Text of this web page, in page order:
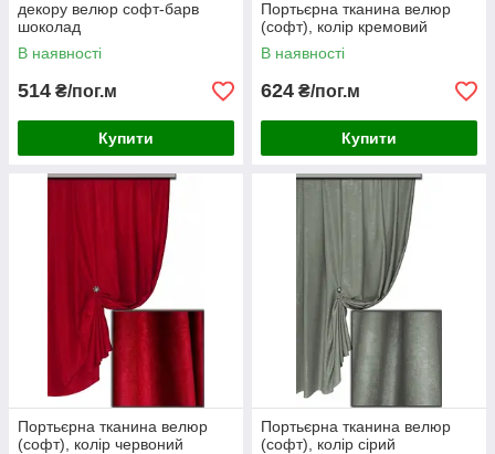
декору велюр софт-барв
шоколад
В наявності
514 ₴/пог.м
Купити
Портьєрна тканина велюр
(софт), колір кремовий
В наявності
624 ₴/пог.м
Купити
Портьєрна тканина велюр
(софт), колір червоний
Портьєрна тканина велюр
(софт), колір сірий